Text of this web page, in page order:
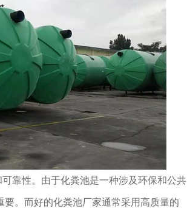
靠性。由于化粪池是一种涉及环保和公共
。而好的化粪池厂家通常采用高质量的